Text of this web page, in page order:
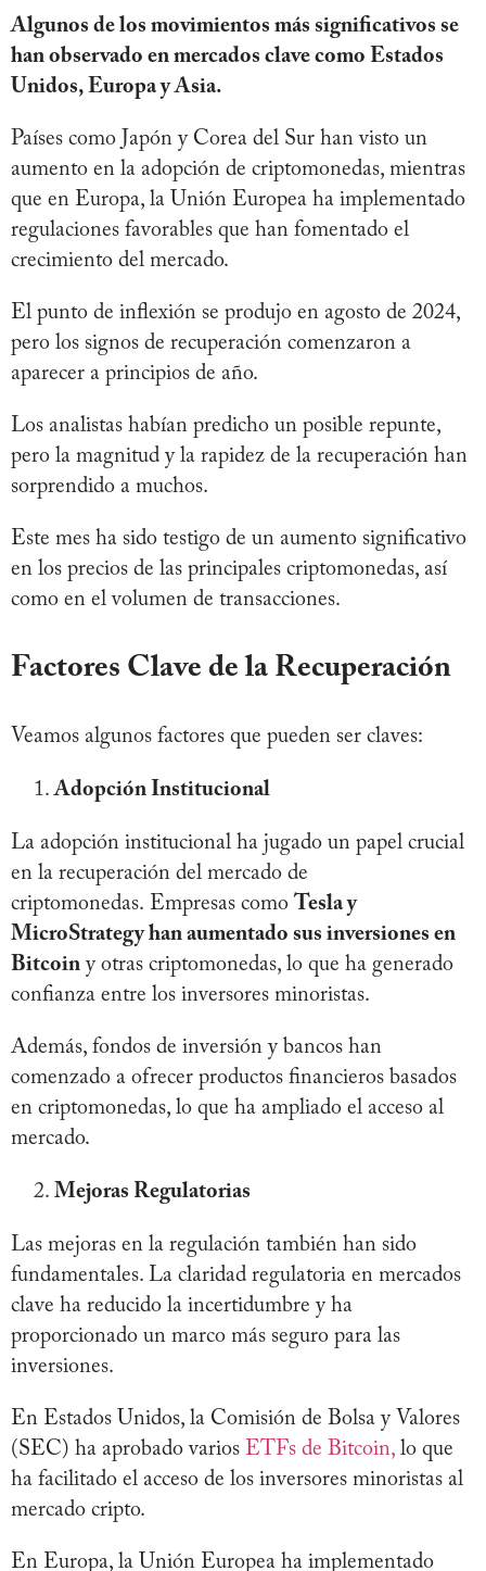
Algunos de los movimientos más significativos se
han observado en mercados clave como Estados
Unidos, Europa y Asia.
Países como Japón y Corea del Sur han visto un
aumento en la adopción de criptomonedas, mientras
que en Europa, la Unión Europea ha implementado
regulaciones favorables que han fomentado el
crecimiento del mercado.
El punto de inflexión se produjo en agosto de 2024,
pero los signos de recuperación comenzaron a
aparecer a principios de año.
Los analistas habían predicho un posible repunte,
pero la magnitud y la rapidez de la recuperación han
sorprendido a muchos.
Este mes ha sido testigo de un aumento significativo
en los precios de las principales criptomonedas, así
como en el volumen de transacciones.
Factores Clave de la Recuperación
Veamos algunos factores que pueden ser claves:
Adopción Institucional
La adopción institucional ha jugado un papel crucial
en la recuperación del mercado de
criptomonedas. Empresas como Tesla y
MicroStrategy han aumentado sus inversiones en
Bitcoin y otras criptomonedas, lo que ha generado
confianza entre los inversores minoristas.
Además, fondos de inversión y bancos han
comenzado a ofrecer productos financieros basados
en criptomonedas, lo que ha ampliado el acceso al
mercado.
Mejoras Regulatorias
Las mejoras en la regulación también han sido
fundamentales. La claridad regulatoria en mercados
clave ha reducido la incertidumbre y ha
proporcionado un marco más seguro para las
inversiones.
En Estados Unidos, la Comisión de Bolsa y Valores
(SEC) ha aprobado varios ETFs de Bitcoin, lo que
ha facilitado el acceso de los inversores minoristas al
mercado cripto.
En Europa, la Unión Europea ha implementado